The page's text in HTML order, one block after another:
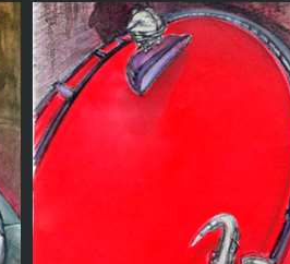
Incomunicados